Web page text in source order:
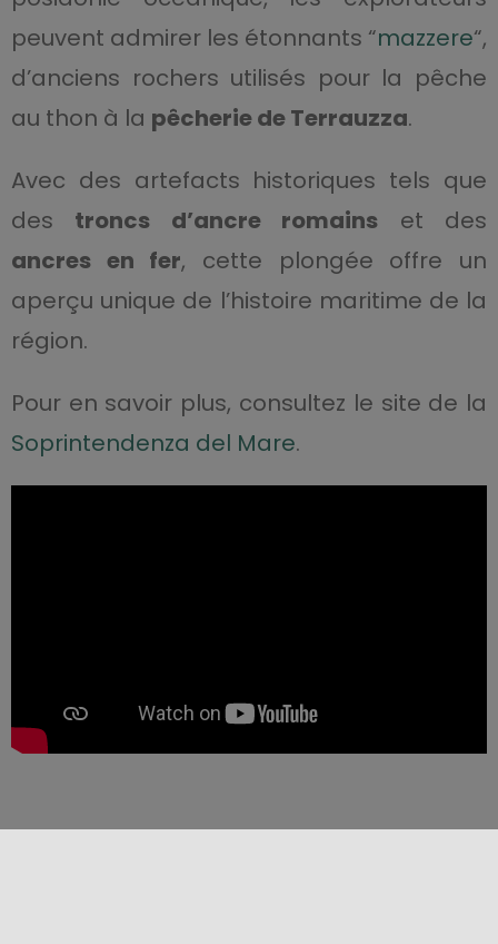
peuvent admirer les étonnants “mazzere“,
d’anciens rochers utilisés pour la pêche
au thon à la pêcherie de Terrauzza.
Avec des artefacts historiques tels que
des troncs d’ancre romains et des
ancres en fer, cette plongée offre un
aperçu unique de l’histoire maritime de la
région.
Pour en savoir plus, consultez le site de la
Soprintendenza del Mare.